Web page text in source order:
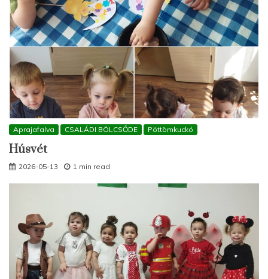
Aprajafalva CSALÁDI BÖLCSŐDE Pöttömkuckó
Húsvét
2026-05-13 1 min read